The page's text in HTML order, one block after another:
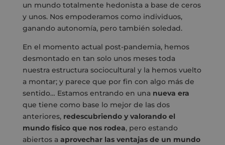
un mundo totalmente hedonista a base de ceros
y unos. Nos empoderamos como individuos,
ganando autonomía, pero también soledad.
En el momento actual post-pandemia, hemos
desmontado en tan solo unos meses toda
nuestra estructura sociocultural y la hemos vuelto
a montar; y parece que por fin con algo más de
sentido… Estamos entrando en una nueva era
que tiene como base lo mejor de las dos
anteriores, redescubriendo y valorando el
mundo físico que nos rodea, pero estando
abiertos a aprovechar las ventajas de un mundo